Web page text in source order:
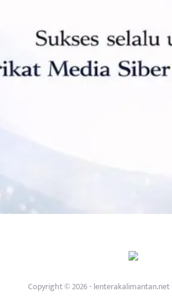
Copyright © 2026 - lenterakalimantan.net